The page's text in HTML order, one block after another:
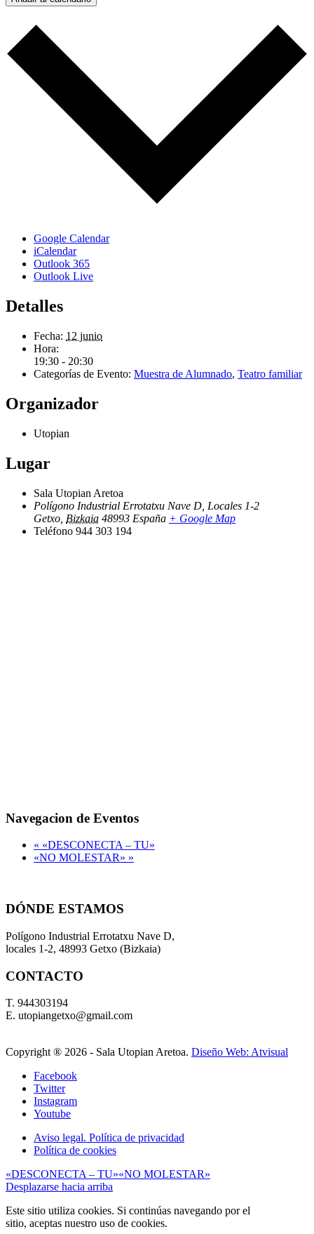
Google Calendar
iCalendar
Outlook 365
Outlook Live
Detalles
Fecha: 12 junio
Hora:
19:30 - 20:30
Categorías de Evento: Muestra de Alumnado, Teatro familiar
Organizador
Utopian
Lugar
Sala Utopian Aretoa
Polígono Industrial Errotatxu Nave D, Locales 1-2
Getxo Bizkaia 48993 España + Google Map
Teléfono 944 303 194
Navegacion de Eventos
« «DESCONECTA – TU»
«NO MOLESTAR» »
DÓNDE ESTAMOS
Polígono Industrial Errotatxu Nave D,
locales 1-2, 48993 Getxo (Bizkaia)
CONTACTO
T. 944303194
E. utopiangetxo@gmail.com
Copyright ® 2026 - Sala Utopian Aretoa. Diseño Web: Atvisual
Facebook
Twitter
Instagram
Youtube
Aviso legal. Política de privacidad
Política de cookies
«DESCONECTA – TU»«NO MOLESTAR»
Desplazarse hacia arriba
Este sitio utiliza cookies. Si continúas navegando por el
sitio, aceptas nuestro uso de cookies.